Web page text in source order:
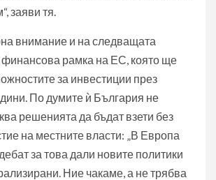
заяви тя.
внимание и на следващата
рамка на ЕС, която ще
за инвестиции през
По думите ѝ България не
решенията да бъдат взети без
на местните власти: „В Европа
за това дали новите политики
Ние чакаме, а не трябва